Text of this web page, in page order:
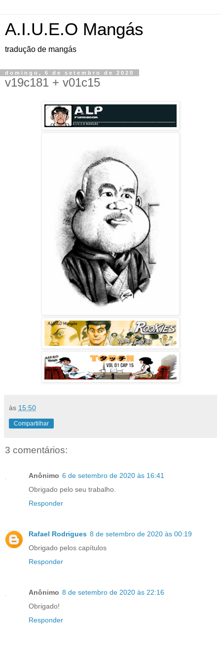
A.I.U.E.O Mangás
tradução de mangás
domingo, 6 de setembro de 2020
v19c181 + v01c15
às 15:50
Compartilhar
3 comentários:
Anônimo 6 de setembro de 2020 às 16:41
Obrigado pelo seu trabalho.
Responder
Rafael Rodrigues 8 de setembro de 2020 às 00:19
Obrigado pelos capítulos
Responder
Anônimo 8 de setembro de 2020 às 22:16
Obrigado!
Responder